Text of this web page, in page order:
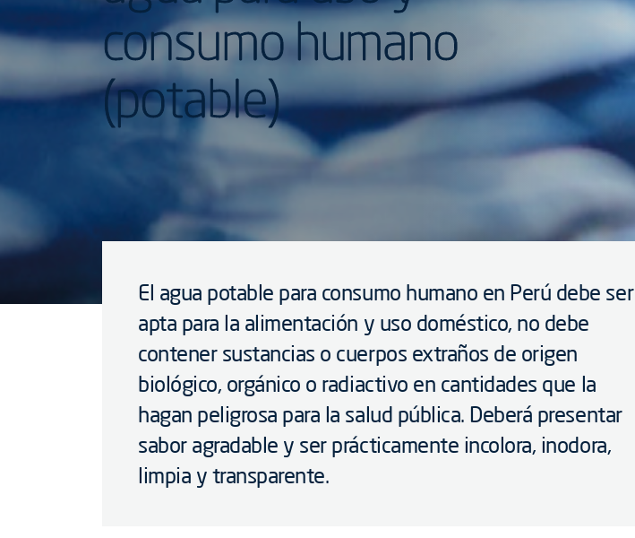
consumo humano
(potable)
El agua potable para consumo humano en Perú debe ser
apta para la alimentación y uso doméstico, no debe
contener sustancias o cuerpos extraños de origen
biológico, orgánico o radiactivo en cantidades que la
hagan peligrosa para la salud pública. Deberá presentar
sabor agradable y ser prácticamente incolora, inodora,
limpia y transparente.